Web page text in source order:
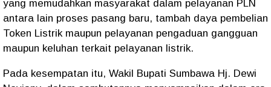
yang memudahkan masyarakat dalam pelayanan PLN
antara lain proses pasang baru, tambah daya pembelian
Token Listrik maupun pelayanan pengaduan gangguan
maupun keluhan terkait pelayanan listrik.
Pada kesempatan itu, Wakil Bupati Sumbawa Hj. Dewi